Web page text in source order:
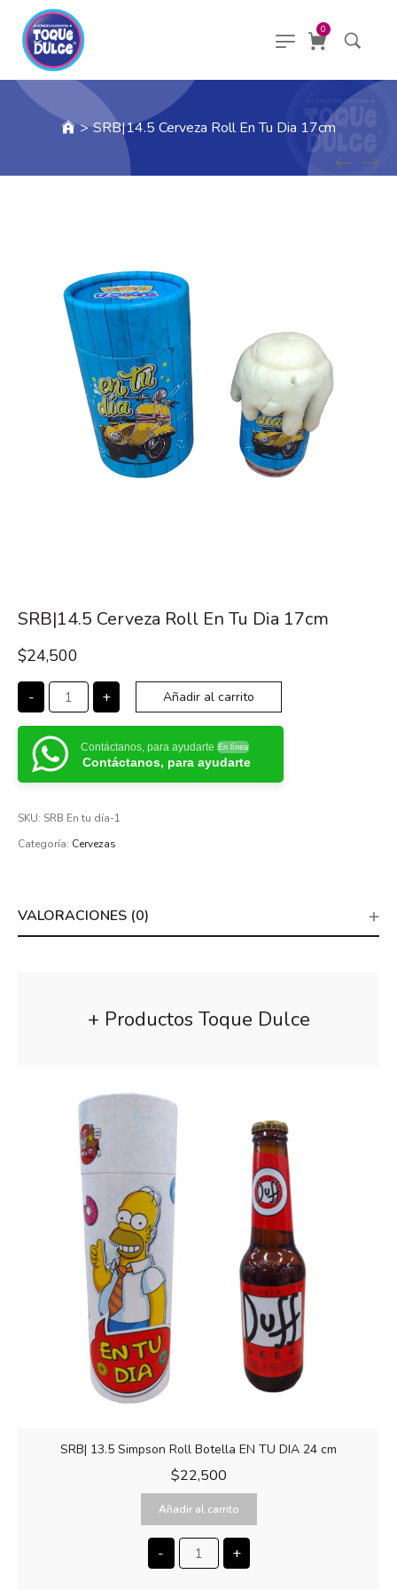
0
> SRB|14.5 Cerveza Roll En Tu Dia 17cm
SRB|14.5 Cerveza Roll En Tu Dia 17cm
$24,500
- + Añadir al carrito
Contáctanos, para ayudarte En línea
Contáctanos, para ayudarte
SKU: SRB En tu día-1
Categoría: Cervezas
VALORACIONES (0)
+ Productos Toque Dulce
SRB| 13.5 Simpson Roll Botella EN TU DIA 24 cm
$22,500
Añadir al carrito
- +